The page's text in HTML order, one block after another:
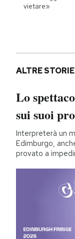
vietare»
ALTRE STORIE
Lo
sui suoi
Interpreterà un
Edimburgo,
provato a